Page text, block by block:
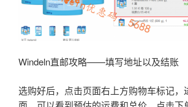
Windeln直邮攻略——填写地址以及结账
选购好后，点击页面右上方购物车标记，